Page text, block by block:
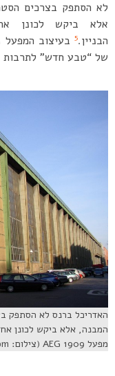
לא הסתפק בצרכים
אלא ביקש לכונן
הבניין.5 בעיצוב המפעל
של “טבע חדש” לתרבות
האדריכל ברנס לא הסתפק
המבנה, אלא ביקש לכונן
מפעל AEG 1909 (צילום: Doris Antony, Flickr.com)